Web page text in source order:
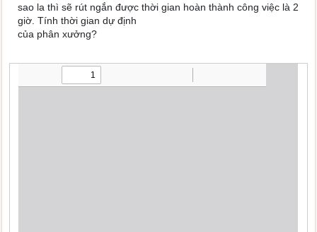
sao la thì sẽ rút ngắn được thời gian hoàn thành công việc là 2
giờ. Tính thời gian dự định
của phân xưởng?